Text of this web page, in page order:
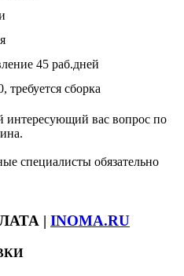
45 раб.дней
требуется сборка
интересующий вас вопрос по
специалисты обязательно
| INOMA.RU